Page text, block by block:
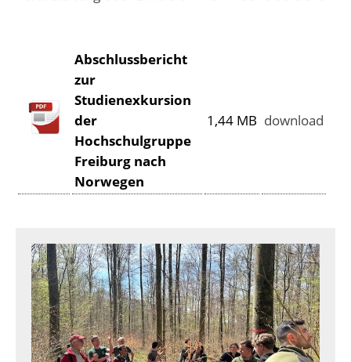
Abschlussbericht
zur
Studienexkursion
der
Hochschulgruppe
Freiburg nach
Norwegen
1,44 MB download